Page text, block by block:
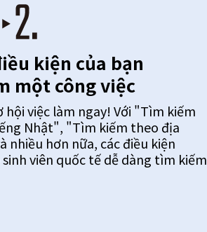
kiện của bạn
một công việc
hội việc làm ngay! Với "Tìm kiếm
Nhật", "Tìm kiếm theo địa
nhiều hơn nữa, các điều kiện
viên quốc tế dễ dàng tìm kiếm